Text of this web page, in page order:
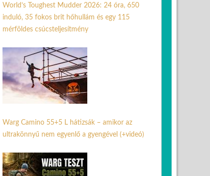
World’s Toughest Mudder 2026: 24 óra, 650
induló, 35 fokos brit hőhullám és egy 115
mérföldes csúcsteljesítmény
Warg Camino 55+5 L hátizsák – amikor az
ultrakönnyű nem egyenlő a gyengével (+videó)